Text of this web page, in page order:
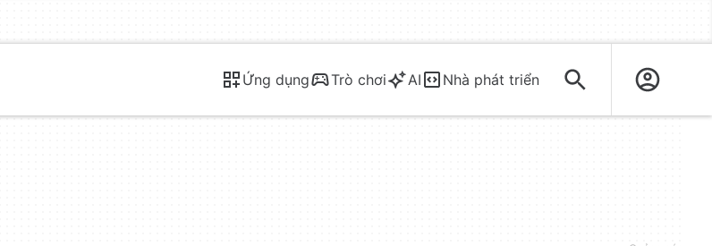
Ứng dụng Trò chơi AI Nhà phát triển